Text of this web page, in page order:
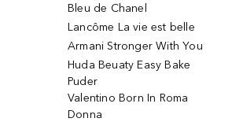
Bleu de Chanel
Lancôme La vie est belle
Armani Stronger With You
Huda Beuaty Easy Bake
Puder
Valentino Born In Roma
Donna